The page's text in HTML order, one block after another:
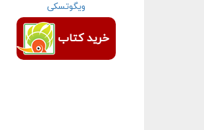
ویگوتسکی
خرید کتاب